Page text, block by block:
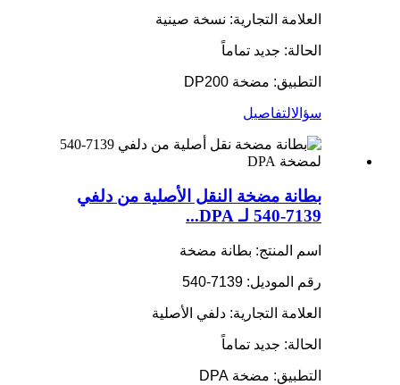
العلامة التجارية: نسخة صينية
الحالة: جديد تماماً
التطبيق: مضخة DP200
سؤالالتفاصيل
بطانة مضخة النقل الأصلية من دلفي
7139-540 لـ DPA...
اسم المنتج: بطانة مضخة
رقم الموديل: 7139-540
العلامة التجارية: دلفي الأصلية
الحالة: جديد تماماً
التطبيق: مضخة DPA